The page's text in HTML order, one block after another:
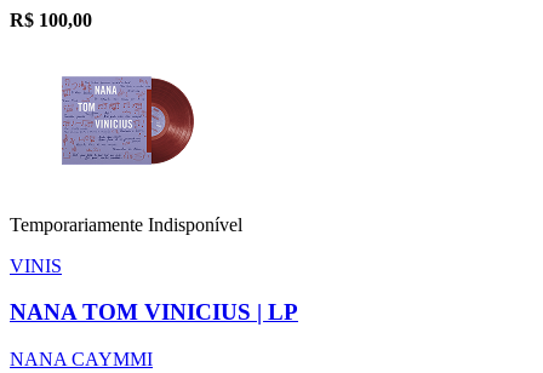
R$ 100,00
Temporariamente Indisponível
VINIS
NANA TOM VINICIUS | LP
NANA CAYMMI